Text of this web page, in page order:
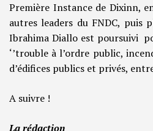
Première Instance de Dixinn,
autres leaders du FNDC, puis
Ibrahima Diallo est poursuivi
‘’trouble à l’ordre public,
d’édifices publics et privés,
A suivre !
La rédaction